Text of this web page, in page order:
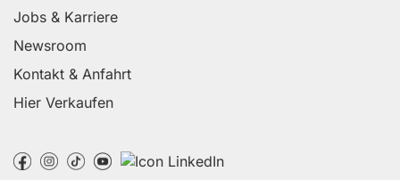
Jobs & Karriere
Newsroom
Kontakt & Anfahrt
Hier Verkaufen